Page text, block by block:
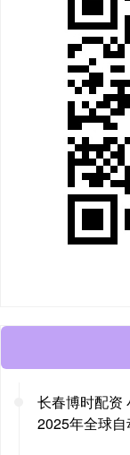
长春博时配资
2025年全球